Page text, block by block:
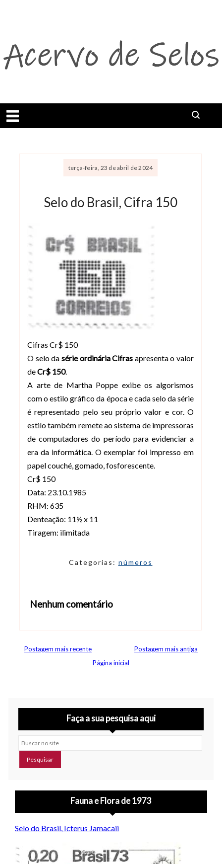
Abrir menu
terça-feira, 23 de abril de 2024
Selo do Brasil, Cifra 150
Cifras Cr$ 150
O selo da série ordinária Cifras apresenta o valor
deCr$ 150.
A arte de Martha Poppe exibe os algorismos
com o estilo gráfico da época e cada selo da série
é representado pelo seu próprio valor e cor. O
estilo também remete ao sistema de impressoras
de computadores do período para evidenciar a
era da informática. O exemplar foi impresso em
papel couché, gomado, fosforescente.
Cr$ 150
Data: 23.10.1985
RHM: 635
Denteação: 11½ x 11
Tiragem: ilimitada
Categorias: números
Nenhum comentário
Postagem mais recente
Postagem mais antiga
Página inicial
Faça a sua pesquisa aqui
Buscar no site
Fauna e Flora de 1973
Selo do Brasil, Icterus Jamacaii